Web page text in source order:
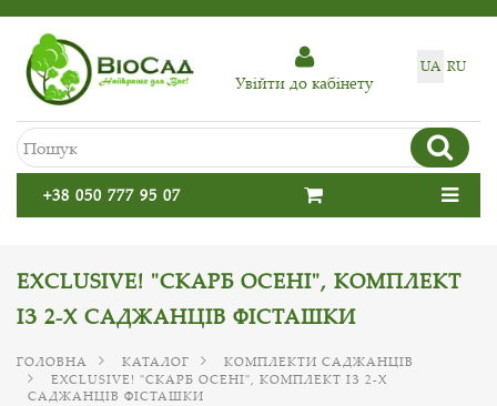
UA RU
Увiйти до кабiнету
+38 050 777 95 07
EXCLUSIVE! "СКАРБ ОСЕНІ", КОМПЛЕКТ
ІЗ 2-Х САДЖАНЦІВ ФІСТАШКИ
ГОЛОВНА КАТАЛОГ
КОМПЛЕКТИ САДЖАНЦІВ
EXCLUSIVE! "СКАРБ ОСЕНІ", КОМПЛЕКТ ІЗ 2-Х
САДЖАНЦІВ ФІСТАШКИ